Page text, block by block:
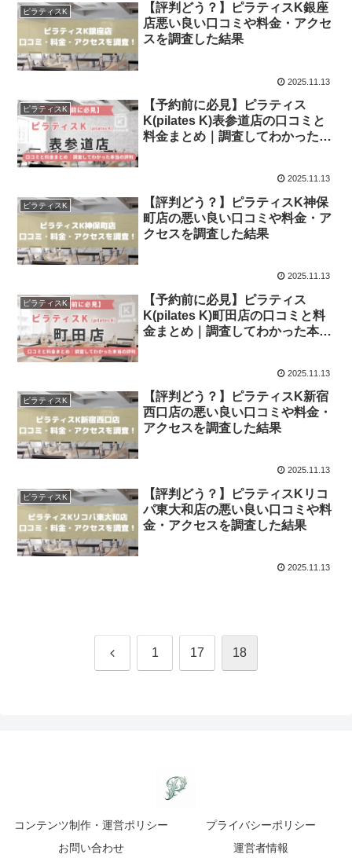
ピラティスK
【評判どう？】ピラティスK銀座
店悪い良い口コミや料金・アクセ
スを調査した結果
2025.11.13
ピラティスK
【予約前に必見】ピラティス
K(pilates K)表参道店の口コミと
料金まとめ｜調査してわかった本
2025.11.13
ピラティスK
【評判どう？】ピラティスK神保
町店の悪い良い口コミや料金・ア
クセスを調査した結果
2025.11.13
ピラティスK
【予約前に必見】ピラティス
K(pilates K)町田店の口コミと料
金まとめ｜調査してわかった本当
2025.11.13
ピラティスK
【評判どう？】ピラティスK新宿
西口店の悪い良い口コミや料金・
アクセスを調査した結果
2025.11.13
ピラティスK
【評判どう？】ピラティスKリコ
パ東大和店の悪い良い口コミや料
金・アクセスを調査した結果
2025.11.13
前 1 17 18
コンテンツ制作・運営ポリシー
プライバシーポリシー
お問い合わせ
運営者情報